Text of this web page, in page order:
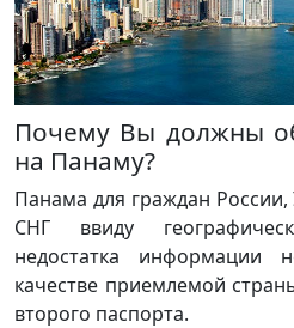
Почему Вы должны
на Панаму?
Панама для граждан
СНГ ввиду
недостатка информации
качестве приемлемой
второго паспорта.